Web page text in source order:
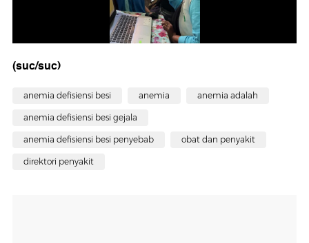
(suc/suc)
anemia defisiensi besi anemia anemia adalah
anemia defisiensi besi gejala
anemia defisiensi besi penyebab obat dan penyakit
direktori penyakit